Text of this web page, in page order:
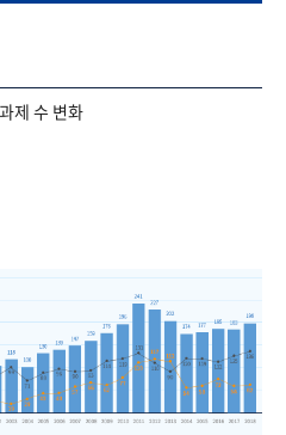
제 수 변화